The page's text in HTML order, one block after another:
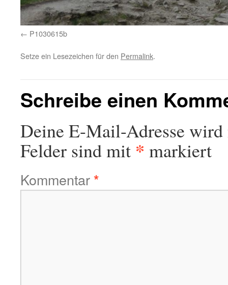
P1030615b
Setze ein Lesezeichen für den Permalink.
Schreibe einen
Deine E-Mail-Adresse
Felder sind mit * markiert
Kommentar*